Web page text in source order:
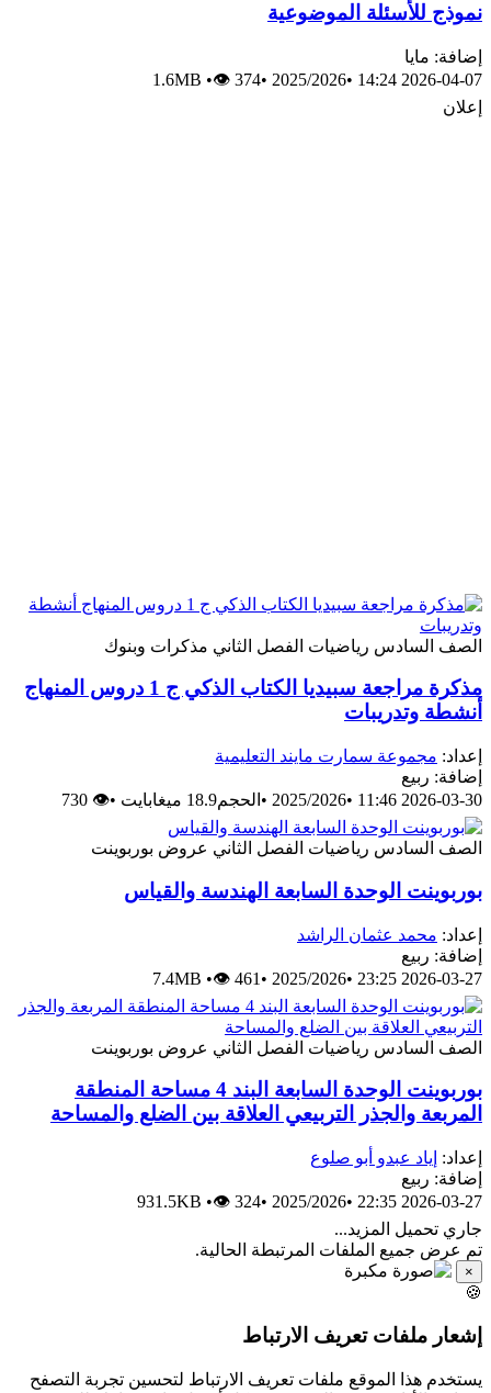
نموذج للأسئلة الموضوعية
إضافة: مايا
2026-04-07 14:24
•
2025/2026
•
1.6MB •👁 374
إعلان
الصف السادس رياضيات الفصل الثاني مذكرات وبنوك
مذكرة مراجعة سبيديا الكتاب الذكي ج 1 دروس المنهاج
أنشطة وتدريبات
إعداد: مجموعة سمارت مايند التعليمية
إضافة: ربيع
2026-03-30 11:46
•
2025/2026
•الحجم18.9 ميغابايت •
👁 730
الصف السادس رياضيات الفصل الثاني عروض بوربوينت
بوربوينت الوحدة السابعة الهندسة والقياس
إعداد: محمد عثمان الراشد
إضافة: ربيع
2026-03-27 23:25
•
2025/2026
•
7.4MB •👁 461
الصف السادس رياضيات الفصل الثاني عروض بوربوينت
بوربوينت الوحدة السابعة البند 4 مساحة المنطقة
المربعة والجذر التربيعي العلاقة بين الضلع والمساحة
إعداد: إياد عبدو أبو صلوع
إضافة: ربيع
2026-03-27 22:35
•
2025/2026
•
931.5KB •👁 324
جاري تحميل المزيد...
تم عرض جميع الملفات المرتبطة الحالية.
×
🍪
إشعار ملفات تعريف الارتباط
يستخدم هذا الموقع ملفات تعريف الارتباط لتحسين تجربة التصفح